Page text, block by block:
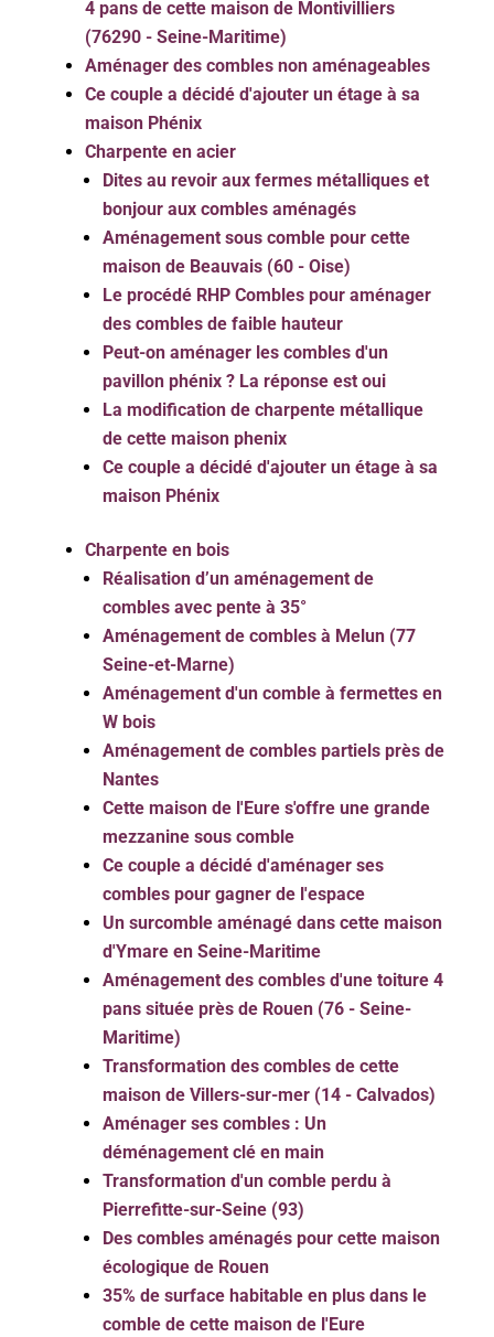
4 pans de cette maison de Montivilliers
(76290 - Seine-Maritime)
Aménager des combles non aménageables
Ce couple a décidé d'ajouter un étage à sa
maison Phénix
Charpente en acier
Dites au revoir aux fermes métalliques et
bonjour aux combles aménagés
Aménagement sous comble pour cette
maison de Beauvais (60 - Oise)
Le procédé RHP Combles pour aménager
des combles de faible hauteur
Peut-on aménager les combles d'un
pavillon phénix ? La réponse est oui
La modification de charpente métallique
de cette maison phenix
Ce couple a décidé d'ajouter un étage à sa
maison Phénix
Charpente en bois
Réalisation d’un aménagement de
combles avec pente à 35°
Aménagement de combles à Melun (77
Seine-et-Marne)
Aménagement d'un comble à fermettes en
W bois
Aménagement de combles partiels près de
Nantes
Cette maison de l'Eure s'offre une grande
mezzanine sous comble
Ce couple a décidé d'aménager ses
combles pour gagner de l'espace
Un surcomble aménagé dans cette maison
d'Ymare en Seine-Maritime
Aménagement des combles d'une toiture 4
pans située près de Rouen (76 - Seine-
Maritime)
Transformation des combles de cette
maison de Villers-sur-mer (14 - Calvados)
Aménager ses combles : Un
déménagement clé en main
Transformation d'un comble perdu à
Pierrefitte-sur-Seine (93)
Des combles aménagés pour cette maison
écologique de Rouen
35% de surface habitable en plus dans le
comble de cette maison de l'Eure